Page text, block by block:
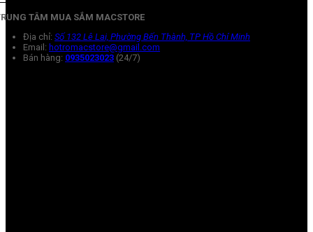
TÂM MUA SẮM MACSTORE
Địa chỉ: Số 132 Lê Lai, Phường Bến Thành, TP Hồ Chí Minh
Email: hotromacstore@gmail.com
Bán hàng: 0935023023 (24/7)